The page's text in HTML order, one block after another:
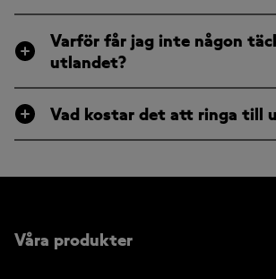
Varför får jag inte någon
utlandet?
Vad kostar det att ringa till
Våra produkter